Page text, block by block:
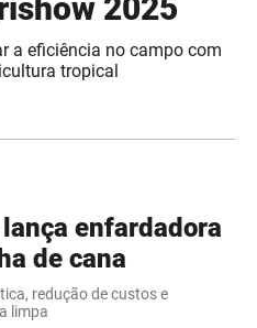
2025
a eficiência no campo com
tropical
enfardadora
de cana
redução de custos e
limpa